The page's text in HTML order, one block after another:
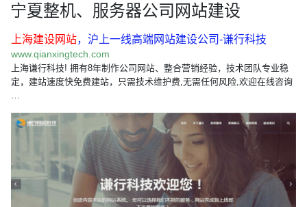
宁夏整机、服务器公司网站建设
上海建设网站，沪上一线高端网站建设公司-谦行科技
www.qianxingtech.com
上海谦行科技! 拥有8年制作公司网站、整合营销经验，技术团队专业稳
定，建站速度快免费建站，只需技术维护费,无需任何风险,欢迎在线咨询
…